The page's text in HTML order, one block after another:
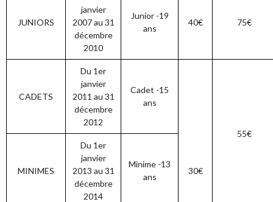
JUNIORS
janvier
2007 au 31
décembre
2010
Junior -19
ans
40€ 75€
CADETS
Du 1er
janvier
2011 au 31
décembre
2012
Cadet -15
ans
30€
55€
MINIMES
Du 1er
janvier
2013 au 31
décembre
2014
Minime -13
ans